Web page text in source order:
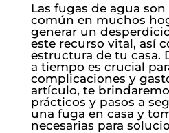
Las fugas de agua
común en muchos
generar un
este recurso vital, así
estructura de tu casa.
a tiempo es crucial
complicaciones y
artículo, te
prácticos y pasos a
una fuga en casa y
necesarias para